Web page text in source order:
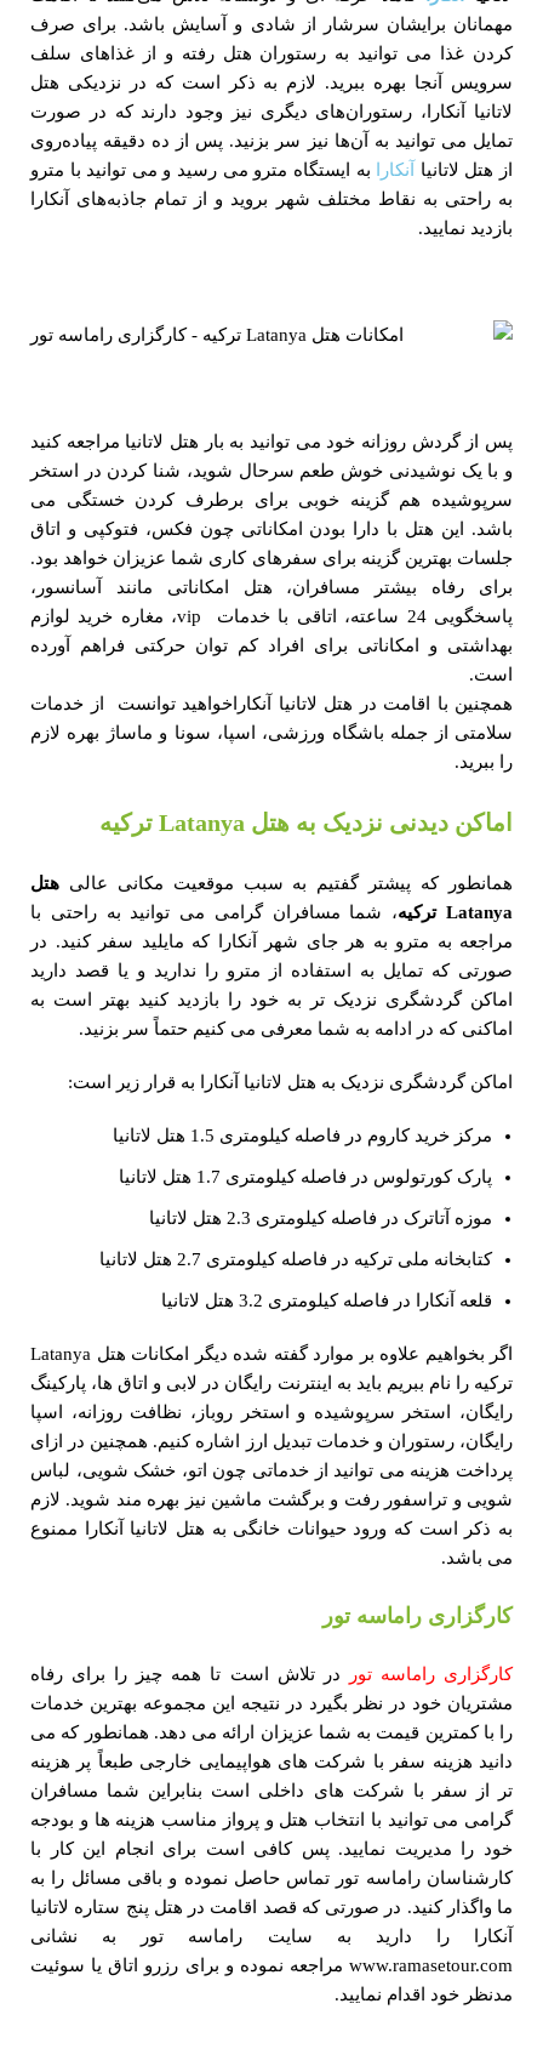
مهمانان برایشان سرشار از شادی و آسایش باشد. برای صرف
کردن غذا می‌ توانید به رستوران هتل رفته و از غذاهای سلف‌
سرویس آنجا بهره ببرید. لازم به ذکر است که در نزدیکی هتل
لاتانیا آنکارا، رستوران‌های دیگری نیز وجود دارند که در صورت
تمایل می‌ توانید به آن‌ها نیز سر بزنید. پس از ده دقیقه پیاده‌روی
از هتل لاتانیا آنکارا به ایستگاه مترو می رسید و می‌ توانید با مترو
به راحتی به نقاط مختلف شهر بروید و از تمام جاذبه‌های آنکارا
بازدید نمایید.
پس از گردش روزانه خود می‌ توانید به بار هتل لاتانیا مراجعه کنید
و با یک نوشیدنی خوش طعم سرحال شوید، شنا کردن در استخر
سرپوشیده هم گزینه خوبی برای برطرف کردن خستگی می
باشد. این هتل با دارا بودن امکاناتی چون فکس، فتوکپی و اتاق
جلسات بهترین گزینه برای سفرهای کاری شما عزیزان خواهد بود.
برای رفاه بیشتر مسافران، هتل امکاناتی مانند آسانسور،
پاسخگویی 24 ساعته، اتاقی با خدمات vip، مغاره خرید لوازم
بهداشتی و امکاناتی برای افراد کم ‌توان حرکتی فراهم آورده
است.
همچنین با اقامت در هتل لاتانیا آنکاراخواهید توانست از خدمات
سلامتی از جمله باشگاه ورزشی، اسپا، سونا و ماساژ بهره‌ لازم
را ببرید.
اماکن دیدنی نزدیک به هتل Latanya ترکیه
همانطور که پیشتر گفتیم به سبب موقعیت مکانی عالی هتل
Latanyaترکیه، شما مسافران گرامی می توانید به راحتی با
مراجعه به مترو به هر جای شهر آنکارا که مایلید سفر کنید. در
صورتی که تمایل به استفاده از مترو را ندارید و یا قصد دارید
اماکن گردشگری نزدیک تر به خود را بازدید کنید بهتر است به
اماکنی که در ادامه به شما معرفی می کنیم حتماً سر بزنید.
اماکن گردشگری نزدیک به هتل لاتانیا آنکارا به قرار زیر است:
مرکز خرید کاروم در فاصله کیلومتری 1.5 هتل لاتانیا
پارک کورتولوس در فاصله کیلومتری 1.7 هتل لاتانیا
موزه آتاترک در فاصله کیلومتری 2.3 هتل لاتانیا
کتابخانه ملی ترکیه در فاصله کیلومتری 2.7 هتل لاتانیا
قلعه آنکارا در فاصله کیلومتری 3.2 هتل لاتانیا
اگر بخواهیم علاوه بر موارد گفته شده دیگر امکانات هتل Latanya
ترکیه را نام ببریم باید به اینترنت رایگان در لابی و اتاق ها، پارکینگ
رایگان، استخر سرپوشیده و استخر روباز، نظافت روزانه، اسپا
رایگان، رستوران و خدمات تبدیل ارز اشاره کنیم. همچنین در ازای
پرداخت هزینه می توانید از خدماتی چون اتو، خشک شویی، لباس
شویی و تراسفور رفت و برگشت ماشین نیز بهره مند شوید. لازم
به ذکر است که ورود حیوانات خانگی به هتل لاتانیا آنکارا ممنوع
می باشد.
کارگزاری راماسه تور
کارگزاری راماسه تور
در تلاش است تا همه چیز را برای رفاه
مشتریان خود در نظر بگیرد در نتیجه این مجموعه بهترین خدمات
را با کمترین قیمت به شما عزیزان ارائه می دهد. همانطور که می
دانید هزینه سفر با شرکت های هواپیمایی خارجی طبعاً پر هزینه
تر از سفر با شرکت های داخلی است بنابراین شما مسافران
گرامی می توانید با انتخاب هتل و پرواز مناسب هزینه ها و بودجه
خود را مدیریت نمایید. پس کافی است برای انجام این کار با
کارشناسان راماسه تور تماس حاصل نموده و باقی مسائل را به
ما واگذار کنید. در صورتی که قصد اقامت در هتل پنج ستاره لاتانیا
آنکارا را دارید به سایت راماسه تور به نشانی
www.ramasetour.com مراجعه نموده و برای رزرو اتاق یا سوئیت
مدنظر خود اقدام نمایید.